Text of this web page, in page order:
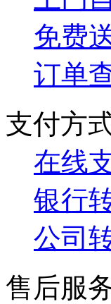
免费
订单
支付方
在线
银行
公司
售后服